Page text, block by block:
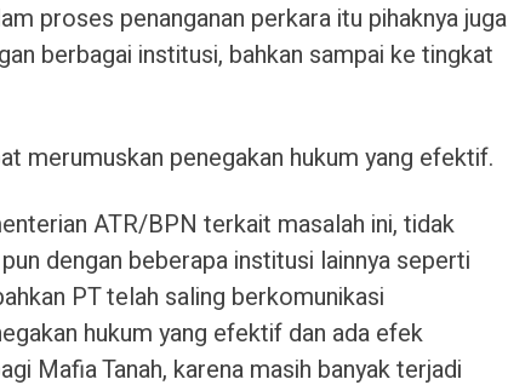
proses penanganan perkara itu pihaknya juga
berbagai institusi, bahkan sampai ke tingkat
merumuskan penegakan hukum yang efektif.
ATR/BPN terkait masalah ini, tidak
dengan beberapa institusi lainnya seperti
PT telah saling berkomunikasi
hukum yang efektif dan ada efek
Mafia Tanah, karena masih banyak terjadi